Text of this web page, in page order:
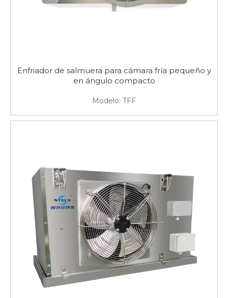
Enfriador de salmuera para cámara fría pequeño y
en ángulo compacto
Modelo: TFF